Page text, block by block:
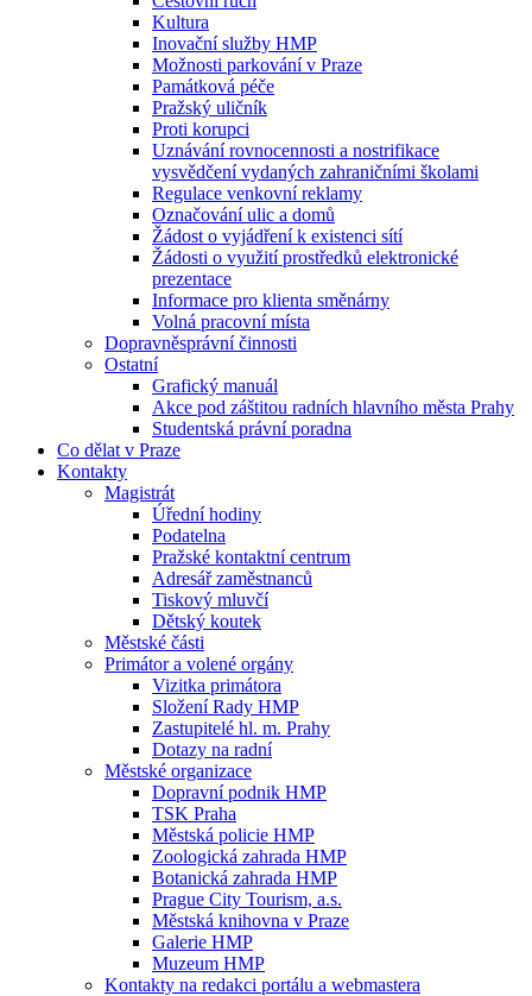
Kultura
Inovační služby HMP
Možnosti parkování v Praze
Památková péče
Pražský uličník
Proti korupci
Uznávání rovnocennosti a nostrifikace
vysvědčení vydaných zahraničními školami
Regulace venkovní reklamy
Označování ulic a domů
Žádost o vyjádření k existenci sítí
Žádosti o využití prostředků elektronické
prezentace
Informace pro klienta směnárny
Volná pracovní místa
Dopravněsprávní činnosti
Ostatní
Grafický manuál
Akce pod záštitou radních hlavního města Prahy
Studentská právní poradna
Co dělat v Praze
Kontakty
Magistrát
Úřední hodiny
Podatelna
Pražské kontaktní centrum
Adresář zaměstnanců
Tiskový mluvčí
Dětský koutek
Městské části
Primátor a volené orgány
Vizitka primátora
Složení Rady HMP
Zastupitelé hl. m. Prahy
Dotazy na radní
Městské organizace
Dopravní podnik HMP
TSK Praha
Městská policie HMP
Zoologická zahrada HMP
Botanická zahrada HMP
Prague City Tourism, a.s.
Městská knihovna v Praze
Galerie HMP
Muzeum HMP
Kontakty na redakci portálu a webmastera